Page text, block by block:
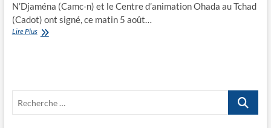
N’Djaména (Camc-n) et le Centre d’animation Ohada au Tchad
(Cadot) ont signé, ce matin 5 août…
Lire PlusUn
concours
Recherche